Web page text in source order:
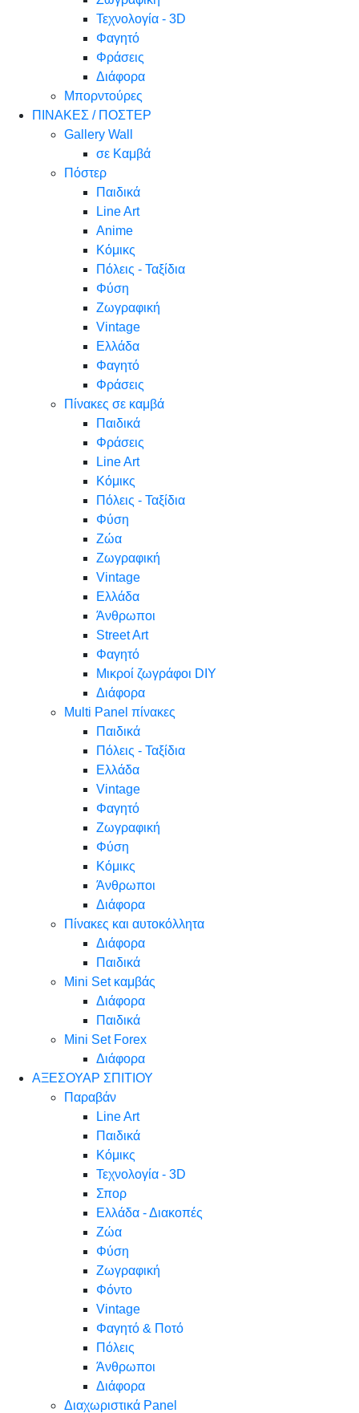
Τεχνολογία - 3D
Φαγητό
Φράσεις
Διάφορα
Μπορντούρες
ΠΙΝΑΚΕΣ / ΠΟΣΤΕΡ
Gallery Wall
σε Καμβά
Πόστερ
Παιδικά
Line Art
Anime
Κόμικς
Πόλεις - Ταξίδια
Φύση
Ζωγραφική
Vintage
Ελλάδα
Φαγητό
Φράσεις
Πίνακες σε καμβά
Παιδικά
Φράσεις
Line Art
Κόμικς
Πόλεις - Ταξίδια
Φύση
Ζώα
Ζωγραφική
Vintage
Ελλάδα
Άνθρωποι
Street Art
Φαγητό
Μικροί ζωγράφοι DIY
Διάφορα
Multi Panel πίνακες
Παιδικά
Πόλεις - Ταξίδια
Ελλάδα
Vintage
Φαγητό
Ζωγραφική
Φύση
Κόμικς
Άνθρωποι
Διάφορα
Πίνακες και αυτοκόλλητα
Διάφορα
Παιδικά
Mini Set καμβάς
Διάφορα
Παιδικά
Mini Set Forex
Διάφορα
ΑΞΕΣΟΥΑΡ ΣΠΙΤΙΟΥ
Παραβάν
Line Art
Παιδικά
Κόμικς
Τεχνολογία - 3D
Σπορ
Ελλάδα - Διακοπές
Ζώα
Φύση
Ζωγραφική
Φόντο
Vintage
Φαγητό & Ποτό
Πόλεις
Άνθρωποι
Διάφορα
Διαχωριστικά Panel